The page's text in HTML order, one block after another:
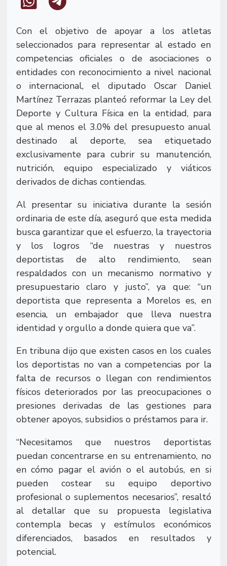
Con el objetivo de apoyar a los atletas
seleccionados para representar al estado en
competencias oficiales o de asociaciones o
entidades con reconocimiento a nivel nacional
o internacional, el diputado Oscar Daniel
Martínez Terrazas planteó reformar la Ley del
Deporte y Cultura Física en la entidad, para
que al menos el 3.0% del presupuesto anual
destinado al deporte, sea etiquetado
exclusivamente para cubrir su manutención,
nutrición, equipo especializado y viáticos
derivados de dichas contiendas.
Al presentar su iniciativa durante la sesión
ordinaria de este día, aseguró que esta medida
busca garantizar que el esfuerzo, la trayectoria
y los logros “de nuestras y nuestros
deportistas de alto rendimiento, sean
respaldados con un mecanismo normativo y
presupuestario claro y justo”, ya que: “un
deportista que representa a Morelos es, en
esencia, un embajador que lleva nuestra
identidad y orgullo a donde quiera que va”.
En tribuna dijo que existen casos en los cuales
los deportistas no van a competencias por la
falta de recursos o llegan con rendimientos
físicos deteriorados por las preocupaciones o
presiones derivadas de las gestiones para
obtener apoyos, subsidios o préstamos para ir.
“Necesitamos que nuestros deportistas
puedan concentrarse en su entrenamiento, no
en cómo pagar el avión o el autobús, en si
pueden costear su equipo deportivo
profesional o suplementos necesarios”, resaltó
al detallar que su propuesta legislativa
contempla becas y estímulos económicos
diferenciados, basados en resultados y
potencial.